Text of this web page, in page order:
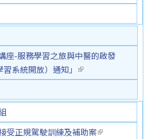
external)
座-服務學習之旅與中醫的啟發
系統開放）通知」 (link is external)
受正規駕駛訓練及補助案(link is